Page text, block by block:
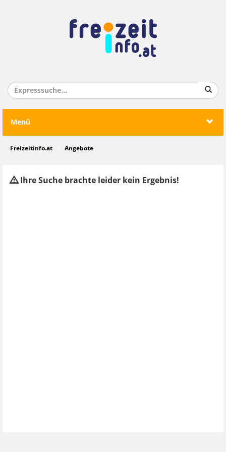
Menü
Freizeitinfo.at Angebote
Ihre Suche brachte leider kein Ergebnis!